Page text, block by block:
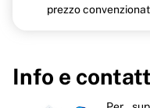
prezzo
Info e